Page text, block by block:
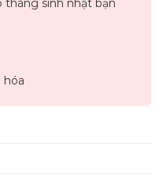
tháng sinh nhật bạn
hóa